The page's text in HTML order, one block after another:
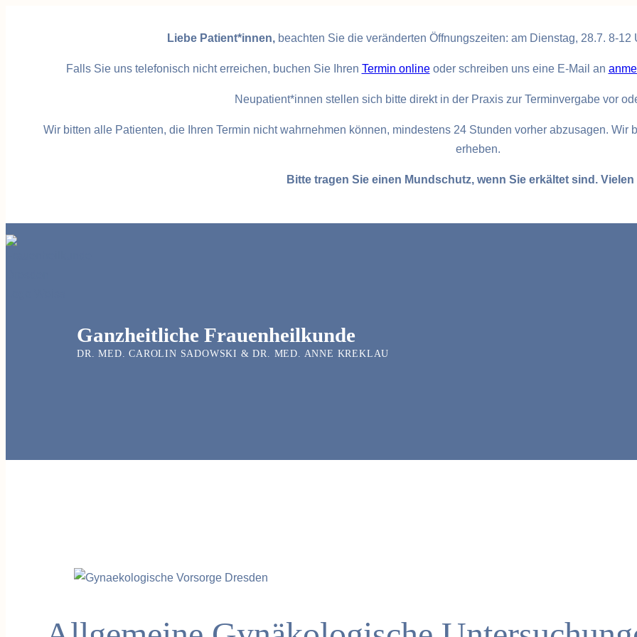
Liebe Patient*innen, beachten Sie die veränderten Öffnungszeiten: am Dienstag, 28.7. 8-12
Falls Sie uns telefonisch nicht erreichen, buchen Sie Ihren Termin onlineoder schreiben uns eine E-Mail an
Neupatient*innen stellen sich bitte direkt in der Praxis zur Terminvergabe vor
Wir bitten alle Patienten, die Ihren Termin nicht wahrnehmen können, mindestens 24 Stunden vorher abzusagen. Wir
erheben.
Bitte tragen Sie einen Mundschutz, wenn Sie erkältet sind. Vielen
Ganzheitliche Frauenheilkunde
DR. MED. CAROLIN SADOWSKI & DR. MED. ANNE KREKLAU